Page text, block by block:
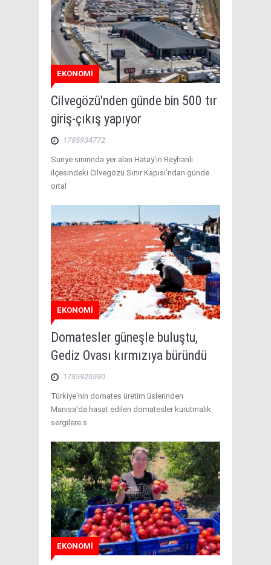
EKONOMİ
Cilvegözü'nden günde bin 500 tır
giriş-çıkış yapıyor
1785934772
Suriye sınırında yer alan Hatay'ın Reyhanlı
ilçesindeki Cilvegözü Sınır Kapısı'ndan günde
ortal
EKONOMİ
Domatesler güneşle buluştu,
Gediz Ovası kırmızıya büründü
1785920590
Türkiye'nin domates üretim üslerinden
Manisa'da hasat edilen domatesler kurutmalık
sergilere s
EKONOMİ